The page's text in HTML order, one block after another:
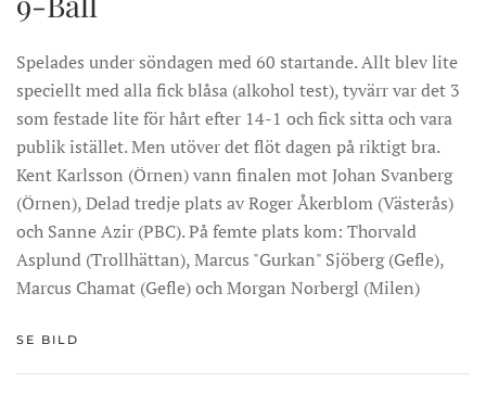
Spelades under söndagen med 60 startande. Allt blev lite
speciellt med alla fick blåsa (alkohol test), tyvärr var det 3
som festade lite för hårt efter 14-1 och fick sitta och vara
publik istället. Men utöver det flöt dagen på riktigt bra.
Kent Karlsson (Örnen) vann finalen mot Johan Svanberg
(Örnen), Delad tredje plats av Roger Åkerblom (Västerås)
och Sanne Azir (PBC). På femte plats kom: Thorvald
Asplund (Trollhättan), Marcus "Gurkan" Sjöberg (Gefle),
Marcus Chamat (Gefle) och Morgan Norbergl (Milen)
SE BILD